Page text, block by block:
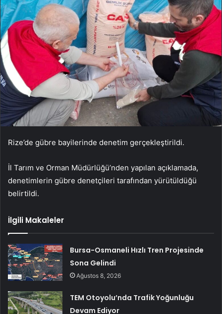
Rize’de gübre bayilerinde denetim gerçekleştirildi.
İl Tarım ve Orman Müdürlüğü’nden yapılan açıklamada,
denetimlerin gübre denetçileri tarafından yürütüldüğü
belirtildi.
İlgili Makaleler
Bursa-Osmaneli Hızlı Tren Projesinde
Sona Gelindi
Ağustos 8, 2026
TEM Otoyolu’nda Trafik Yoğunluğu
Devam Ediyor